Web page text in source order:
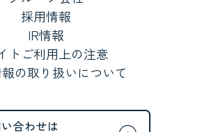
採用情報
IR情報
トご利用上の注意
の取り扱いについて